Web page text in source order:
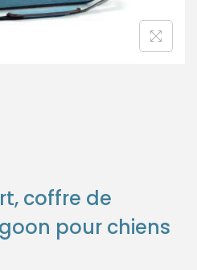
coffre de
pour chiens